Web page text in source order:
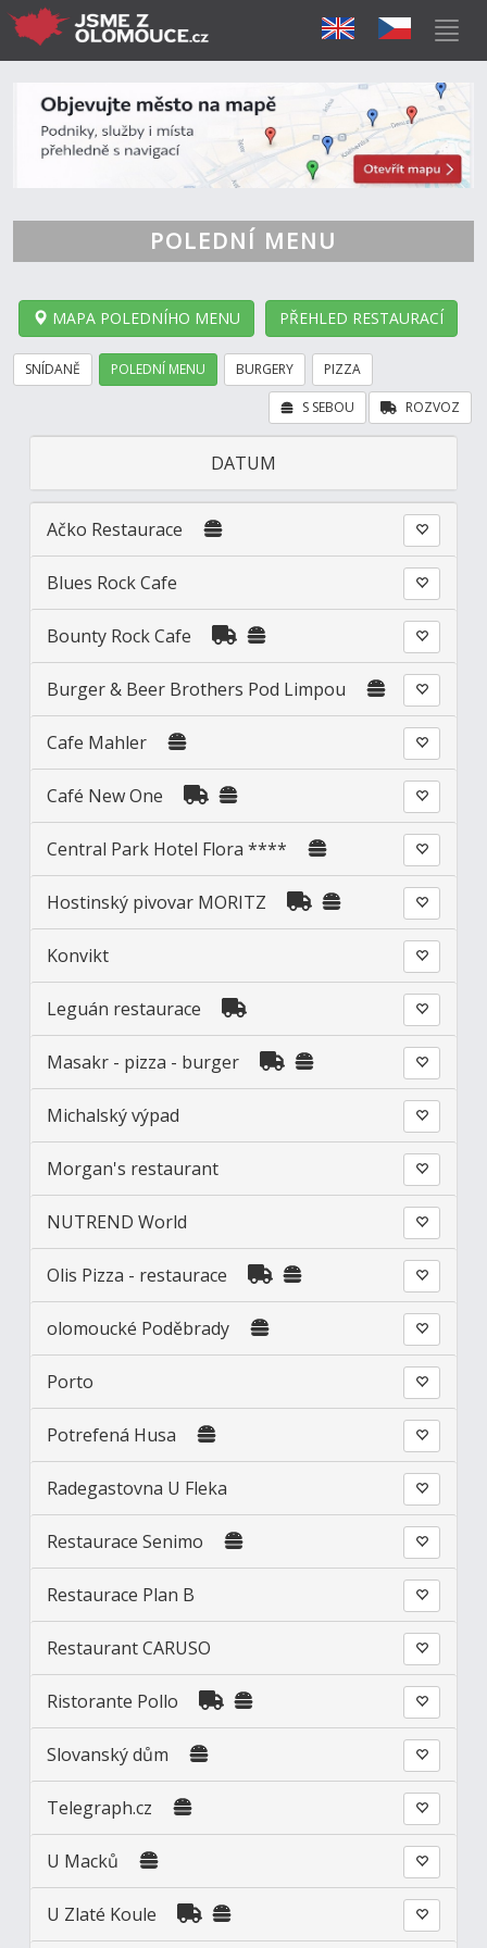
POLEDNÍ MENU
MAPA POLEDNÍHO MENU PŘEHLED RESTAURACÍ
SNÍDANĚ POLEDNÍ MENU BURGERY PIZZA
ROZVOZ
S SEBOU
DATUM
Ačko Restaurace
Blues Rock Cafe
Bounty Rock Cafe
Burger & Beer Brothers Pod Limpou
Cafe Mahler
Café New One
Central Park Hotel Flora ****
Hostinský pivovar MORITZ
Konvikt
Leguán restaurace
Masakr - pizza - burger
Michalský výpad
Morgan's restaurant
NUTREND World
Olis Pizza - restaurace
olomoucké Poděbrady
Porto
Potrefená Husa
Radegastovna U Fleka
Restaurace Senimo
Restaurace Plan B
Restaurant CARUSO
Ristorante Pollo
Slovanský dům
Telegraph.cz
U Macků
U Zlaté Koule